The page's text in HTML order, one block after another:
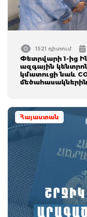
1521 դիտում
Փետրվարի 1-ից
ազգային
կմատուցի նաև
մեծահասակներին
Հայաստան